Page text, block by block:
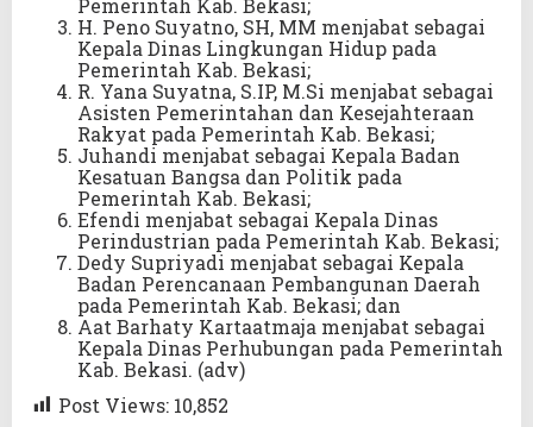
Pemerintah Kab. Bekasi;
H. Peno Suyatno, SH, MM menjabat sebagai
Kepala Dinas Lingkungan Hidup pada
Pemerintah Kab. Bekasi;
R. Yana Suyatna, S.IP, M.Si menjabat sebagai
Asisten Pemerintahan dan Kesejahteraan
Rakyat pada Pemerintah Kab. Bekasi;
Juhandi menjabat sebagai Kepala Badan
Kesatuan Bangsa dan Politik pada
Pemerintah Kab. Bekasi;
Efendi menjabat sebagai Kepala Dinas
Perindustrian pada Pemerintah Kab. Bekasi;
Dedy Supriyadi menjabat sebagai Kepala
Badan Perencanaan Pembangunan Daerah
pada Pemerintah Kab. Bekasi; dan
Aat Barhaty Kartaatmaja menjabat sebagai
Kepala Dinas Perhubungan pada Pemerintah
Kab. Bekasi. (adv)
Post Views: 10,852